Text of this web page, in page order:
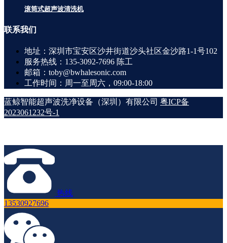
滚筒式超声波清洗机
联系我们
地址：深圳市宝安区沙井街道沙头社区金沙路1-1号102
服务热线：135-3092-7696 陈工
邮箱：toby@bwhalesonic.com
工作时间：周一至周六，09:00-18:00
蓝鲸智能超声波洗净设备（深圳）有限公司 粤ICP备
2023061232号-1
热线
13530927696